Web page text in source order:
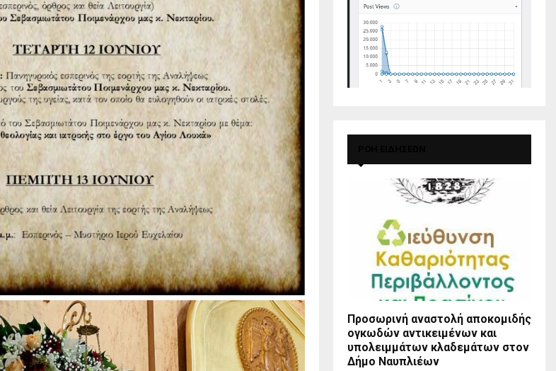
Προσωρινή αναστολή αποκομιδής
ογκωδών αντικειμένων και
υπολειμμάτων κλαδεμάτων στον
Δήμο Ναυπλιέων